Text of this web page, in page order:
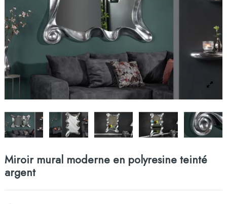
Miroir mural moderne en polyresine teinté
argent